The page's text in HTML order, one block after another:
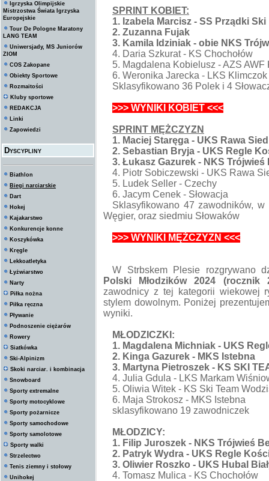
Igrzyska Olimpijskie
Mistrzostwa Świata Igrzyska
Europejskie
Tour De Pologne Maratony
LANG TEAM
Uniwersjady, MS Juniorów
ZIOM
COS Zakopane
Obiekty Sportowe
Rozmaitości
Kluby sportowe
REDAKCJA
Linki
Zapowiedzi
Dyscypliny
Biathlon
Biegi narciarskie
Dart
Hokej
Kajakarstwo
Konkurencje konne
Koszykówka
Kręgle
Lekkoatletyka
Łyżwiarstwo
Narty
Piłka nożna
Piłka ręczna
Pływanie
Podnoszenie ciężarów
Rowery
Siatkówka
Ski-Alpinizm
Skoki narciar. i kombinacja
Snowboard
Sporty extremalne
Sporty motocyklowe
Sporty pożarnicze
Sporty samochodowe
Sporty samolotowe
Sporty walki
Strzelectwo
Tenis ziemny i stołowy
Unihokej
SPRINT KOBIET:
1. Izabela Marcisz - SS Prządki Ski
2. Zuzanna Fujak
3. Kamila Idziniak - obie NKS
4. Daria Szkurat - KS Chochołów
5. Magdalena Kobielusz - AZS AWF
6. Weronika Jarecka - LKS
Sklasyfikowano 36 Polek i 4
>>> WYNIKI KOBIET <<<
SPRINT MĘŻCZYZN
1. Maciej Staręga - UKS Rawa
2. Sebastian Bryja - UKS Regle
3. Łukasz Gazurek - NKS Trójwieś
4. Piotr Sobiczewski - UKS Rawa
5. Ludek Seller - Czechy
6. Jacym Cenek - Słowacja
Sklasyfikowano 47 zawodników,
Węgier, oraz siedmiu Słowaków
>>> WYNIKI MĘŻCZYZN <<<
W Strbskem Plesie rozgrywano
Polski Młodzików 2024 (rocznik
zawodnicy z tej kategorii wiekowej
stylem dowolnym. Poniżej
wyniki.
MŁODZICZKI:
1. Magdalena Michniak - UKS
2. Kinga Gazurek - MKS Istebna
3. Martyna Pietroszek - KS SKI
4. Julia Gdula - LKS Markam
5. Oliwia Witek - KS Ski Team
6. Maja Strokosz - MKS Istebna
sklasyfikowano 19 zawodniczek
MŁODZICY:
1. Filip Juroszek - NKS Trójwieś
2. Patryk Wydra - UKS Regle
3. Oliwier Roszko - UKS Hubal
4. Tomasz Mulica - KS Chochołów